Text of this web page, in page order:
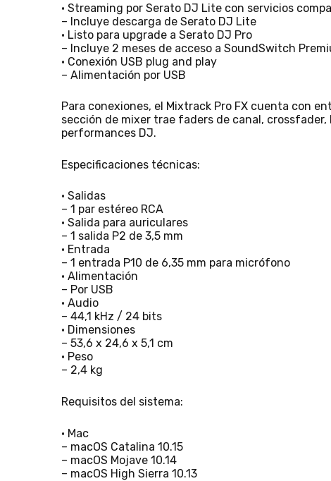
• Streaming por Serato DJ Lite con servicios
– Incluye descarga de Serato DJ Lite
• Listo para upgrade a Serato DJ Pro
– Incluye 2 meses de acceso a SoundSwitch
• Conexión USB plug and play
– Alimentación por USB
Para conexiones, el Mixtrack Pro FX cuenta con
sección de mixer trae faders de canal,
performances DJ.
Especificaciones técnicas:
• Salidas
– 1 par estéreo RCA
• Salida para auriculares
– 1 salida P2 de 3,5 mm
• Entrada
– 1 entrada P10 de 6,35 mm para micrófono
• Alimentación
– Por USB
• Audio
– 44,1 kHz / 24 bits
• Dimensiones
– 53,6 x 24,6 x 5,1 cm
• Peso
– 2,4 kg
Requisitos del sistema:
• Mac
– macOS Catalina 10.15
– macOS Mojave 10.14
– macOS High Sierra 10.13